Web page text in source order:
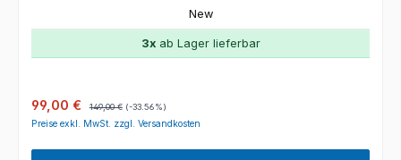
New
3xab Lager lieferbar
Verkaufspreis:
99,00 € Regulärer Preis:
149,00 € (-33.56%)
Preise exkl. MwSt. zzgl. Versandkosten